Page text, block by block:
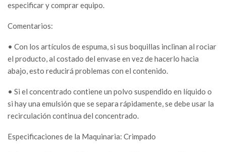
especificar y comprar equipo.
Comentarios:
• Con los artículos de espuma, si sus boquillas inclinan al rociar
el producto, al costado del envase en vez de hacerlo hacia
abajo, esto reducirá problemas con el contenido.
• Si el concentrado contiene un polvo suspendido en líquido o
si hay una emulsión que se separa rápidamente, se debe usar la
recirculación continua del concentrado.
Especificaciones de la Maquinaria: Crimpado